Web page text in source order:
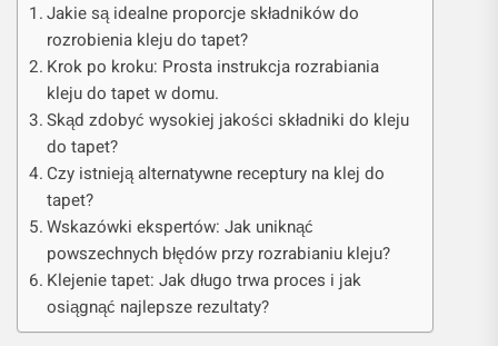
Jakie są idealne proporcje składników do
rozrobienia kleju do tapet?
Krok po kroku: Prosta instrukcja rozrabiania
kleju do tapet w domu.
Skąd zdobyć wysokiej jakości składniki do kleju
do tapet?
Czy istnieją alternatywne receptury na klej do
tapet?
Wskazówki ekspertów: Jak uniknąć
powszechnych błędów przy rozrabianiu kleju?
Klejenie tapet: Jak długo trwa proces i jak
osiągnąć najlepsze rezultaty?